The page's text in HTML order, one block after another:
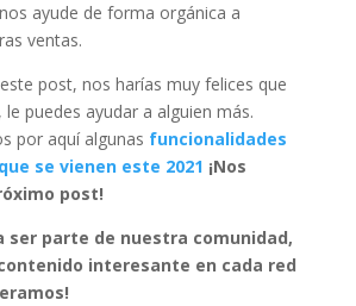
ayude de forma orgánica a
ventas.
post, nos harías muy felices que
puedes ayudar a alguien más.
por aquí algunas funcionalidades
se vienen este 2021 ¡Nos
post!
ser parte de nuestra comunidad,
interesante en cada red